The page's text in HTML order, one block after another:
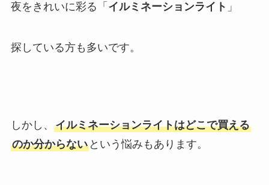
夜をきれいに彩る「 イルミネーションライト 」
探している方も多いです。
しかし、 イルミネーションライトはどこで買える
のか分からないという悩みもあります。